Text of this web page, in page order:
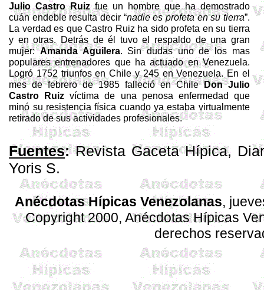
Julio Castro Ruizfue un hombre que ha demostrado
cuán endeble resulta decir “nadie es profeta en su tierra”.
La verdad es que Castro Ruiz ha sido profeta en su tierra
y en otras. Detrás de él tuvo el respaldo de una gran
mujer:Amanda Aguilera. Sin dudas uno de los mas
populares entrenadores que ha actuado en Venezuela.
Logró 1752 triunfos en Chile y 245 en Venezuela. En el
mes de febrero de 1985 falleció en ChileDon Julio
Castro Ruiz víctima de una penosa enfermedad que
minó su resistencia física cuando ya estaba virtualmente
retirado de sus actividades profesionales.
Fuentes:Revista Gaceta Hípica,
Yoris S.
Anécdotas Hípicas Venezolanas,
Copyright 2000, Anécdotas Hípicas
derechos